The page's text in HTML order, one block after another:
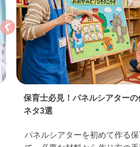
保育士必見！パネルシアター
ネタ3選
パネルシアターを初めて作る